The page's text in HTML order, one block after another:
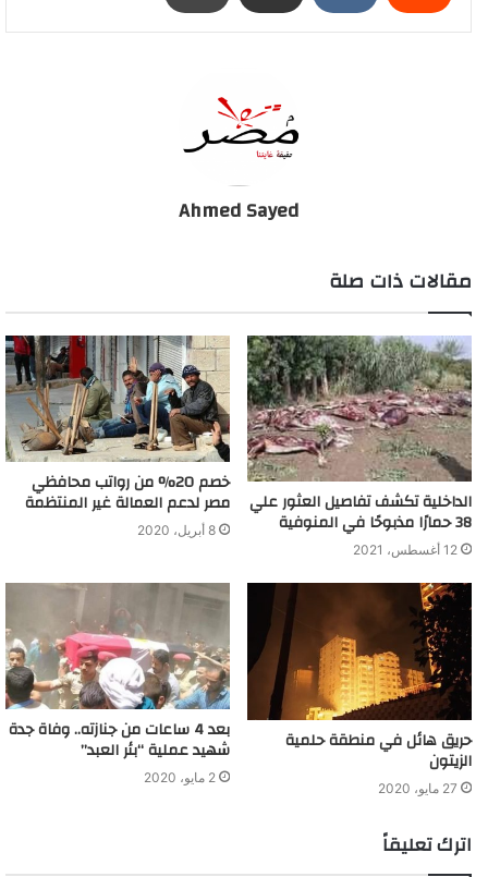
وكانت مستشفى منية النصر، التابعة لمحافظة الدقهلية، استقبلت حالة
نقله إلى حضانة المستشفى، وبعد إجراء التحليل اللازم له تبين إصابته
مصدر بصحة الدقهلية يكشف سبب إصابة طفل عمره 35
يومًا بفيروس كورونا..بسبب سبوع ولادته
Ahmed Sayed
مقالات ذات صلة
الداخلية تكشف تفاصيل العثور علي
38 حمارًا مذبوحًا في المنوفية
12 أغسطس، 2021
خصم 20% من رواتب محافظي
مصر لدعم العمالة غير المنتظمة
8 أبريل، 2020
حريق هائل في منطقة حلمية
الزيتون
27 مايو، 2020
بعد 4 ساعات من جنازته.. وفاة جدة
شهيد عملية “بئر العبد”
2 مايو، 2020
اترك تعليقاً